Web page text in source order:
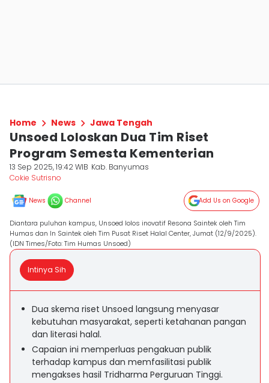
Home News Jawa Tengah
Unsoed Loloskan Dua Tim Riset
Program Semesta Kementerian
13 Sep 2025, 19:42 WIB Kab. Banyumas
Cokie Sutrisno
News Channel Add Us on Google
Diantara puluhan kampus, Unsoed lolos inovatif Resona Saintek oleh Tim
Humas dan In Saintek oleh Tim Pusat Riset Halal Center, Jumat (12/9/2025).
(IDN Times/Foto: Tim Humas Unsoed)
Intinya Sih
Dua skema riset Unsoed langsung menyasar
kebutuhan masyarakat, seperti ketahanan pangan
dan literasi halal.
Capaian ini memperluas pengakuan publik
terhadap kampus dan memfasilitasi publik
mengakses hasil Tridharma Perguruan Tinggi.